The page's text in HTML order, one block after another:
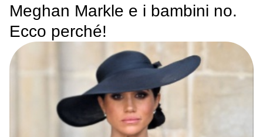
Meghan Markle e i bambini no.
Ecco perché!